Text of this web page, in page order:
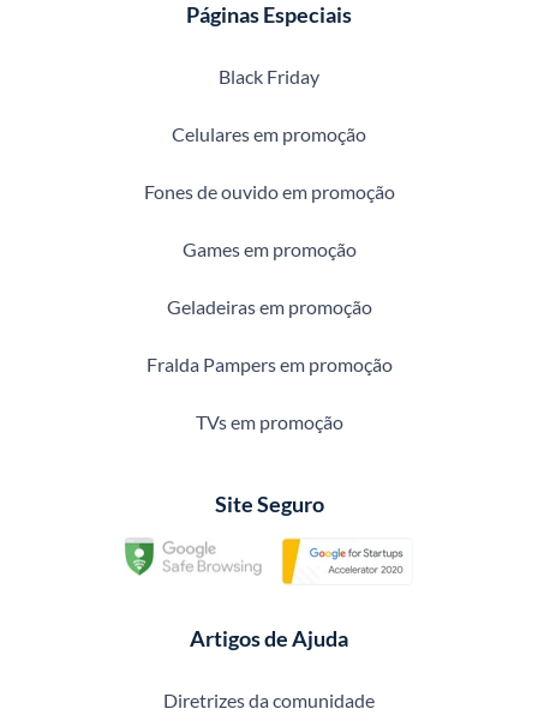
Páginas Especiais
Black Friday
Celulares em promoção
Fones de ouvido em promoção
Games em promoção
Geladeiras em promoção
Fralda Pampers em promoção
TVs em promoção
Site Seguro
Artigos de Ajuda
Diretrizes da comunidade